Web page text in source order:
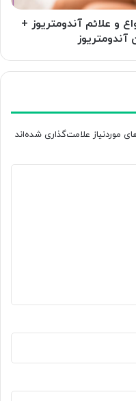
و علائم آندومتریوز +
آندومتریوز
موردنیاز علامت‌گذاری شده‌اند